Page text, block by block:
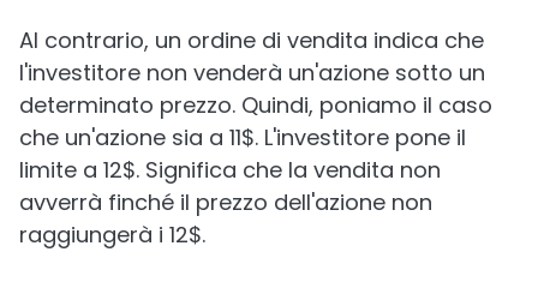
Al contrario, un ordine di vendita indica che
l'investitore non venderà un'azione sotto un
determinato prezzo. Quindi, poniamo il caso
che un'azione sia a 11$. L'investitore pone il
limite a 12$. Significa che la vendita non
avverrà finché il prezzo dell'azione non
raggiungerà i 12$.